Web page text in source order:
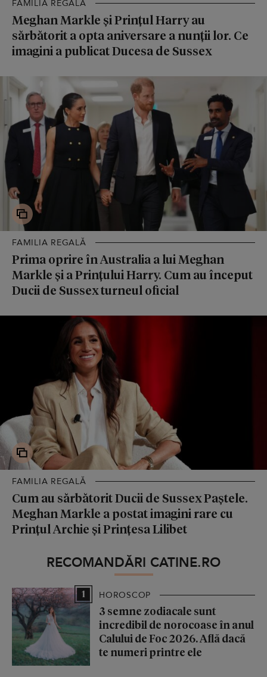
FAMILIA REGALĂ
Meghan Markle și Prințul Harry au
sărbătorit a opta aniversare a nunții lor. Ce
imagini a publicat Ducesa de Sussex
FAMILIA REGALĂ
Prima oprire în Australia a lui Meghan
Markle și a Prințului Harry. Cum au început
Ducii de Sussex turneul oficial
FAMILIA REGALĂ
Cum au sărbătorit Ducii de Sussex Paștele.
Meghan Markle a postat imagini rare cu
Prințul Archie și Prințesa Lilibet
RECOMANDĂRI CATINE.RO
1 HOROSCOP
3 semne zodiacale sunt
incredibil de norocoase în anul
Calului de Foc 2026. Află dacă
te numeri printre ele